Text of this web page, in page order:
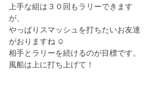
上手な組は３０回もラリーできます
が、
やっぱりスマッシュを打ちたいお友達
がおりますね ☺︎
相手とラリーを続けるのが目標です。
風船は上に打ち上げて！